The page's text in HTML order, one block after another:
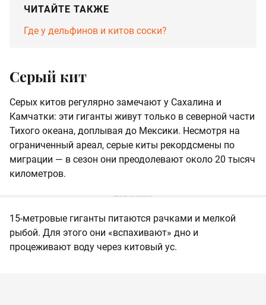
ЧИТАЙТЕ ТАКЖЕ
Где у дельфинов и китов соски?
Серый кит
Серых китов регулярно замечают у Сахалина и
Камчатки: эти гиганты живут только в северной части
Тихого океана, доплывая до Мексики. Несмотря на
ограниченный ареал, серые киты рекордсмены по
миграции — в сезон они преодолевают около 20 тысяч
километров.
15-метровые гиганты питаются рачками и мелкой
рыбой. Для этого они «вспахивают» дно и
процеживают воду через китовый ус.